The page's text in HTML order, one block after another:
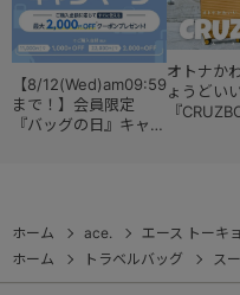
【8/12(Wed)am09:59
まで！】会員限定
『バッグの日』キャン
オトナか
ょうどいい
『
ホーム ace. エース トーキ
ホーム
トラベルバッグ ス